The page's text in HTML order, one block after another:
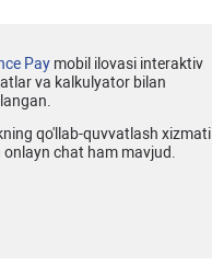
Pay mobil ilovasi interaktiv
va kalkulyator bilan
qo'llab-quvvatlash xizmati
onlayn chat ham mavjud.